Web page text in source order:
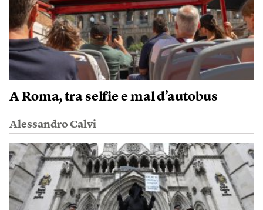
A Roma, tra selfie e mal d’autobus
Alessandro Calvi